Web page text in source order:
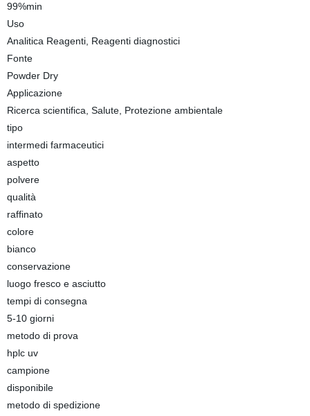
99%min
Uso
Analitica Reagenti, Reagenti diagnostici
Fonte
Powder Dry
Applicazione
Ricerca scientifica, Salute, Protezione ambientale
tipo
intermedi farmaceutici
aspetto
polvere
qualità
raffinato
colore
bianco
conservazione
luogo fresco e asciutto
tempi di consegna
5-10 giorni
metodo di prova
hplc uv
campione
disponibile
metodo di spedizione